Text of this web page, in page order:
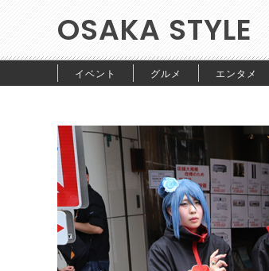
OSAKA STYLE
イベント グルメ エンタメ